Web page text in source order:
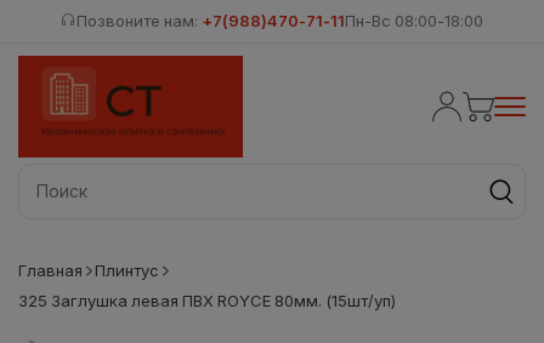
Позвоните нам: +7(988)470-71-11Пн-Вс 08:00-18:00
Главная
Плинтус
325 Заглушка левая ПВХ ROYCE 80мм. (15шт/уп)